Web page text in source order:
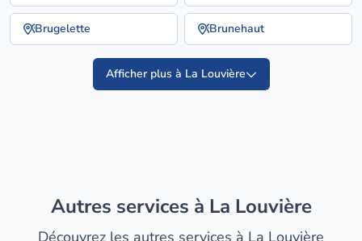
Brugelette Brunehaut
Afficher plus à La Louvière
Autres services à La Louvière
Découvrez les autres services à La Louvière